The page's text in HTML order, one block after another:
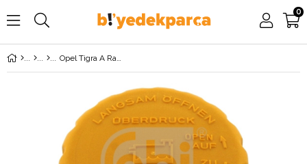
0
Opel Tigra A Radyatör Su Deposu Kapağı FEBİ